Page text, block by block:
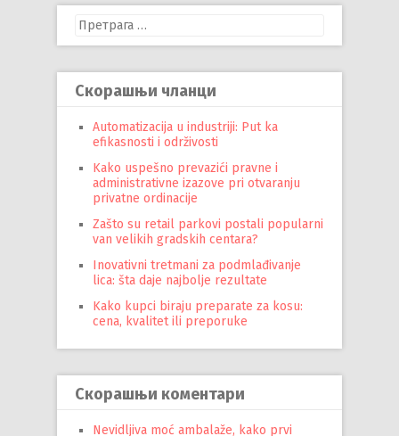
Претрага
за:
Скорашњи чланци
Automatizacija u industriji: Put ka
efikasnosti i održivosti
Kako uspešno prevazići pravne i
administrativne izazove pri otvaranju
privatne ordinacije
Zašto su retail parkovi postali popularni
van velikih gradskih centara?
Inovativni tretmani za podmlađivanje
lica: šta daje najbolje rezultate
Kako kupci biraju preparate za kosu:
cena, kvalitet ili preporuke
Скорашњи коментари
Nevidljiva moć ambalaže, kako prvi